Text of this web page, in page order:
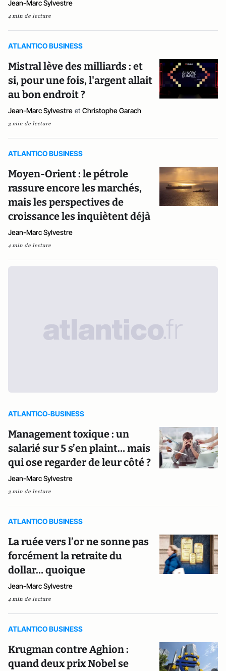
Jean-Marc Sylvestre
4 min de lecture
ATLANTICO BUSINESS
Mistral lève des milliards : et
si, pour une fois, l'argent allait
au bon endroit ?
Jean-Marc Sylvestre et Christophe Garach
3 min de lecture
ATLANTICO BUSINESS
Moyen-Orient : le pétrole
rassure encore les marchés,
mais les perspectives de
croissance les inquiètent déjà
Jean-Marc Sylvestre
4 min de lecture
ATLANTICO-BUSINESS
Management toxique : un
salarié sur 5 s’en plaint… mais
qui ose regarder de leur côté ?
Jean-Marc Sylvestre
3 min de lecture
ATLANTICO BUSINESS
La ruée vers l’or ne sonne pas
forcément la retraite du
dollar… quoique
Jean-Marc Sylvestre
4 min de lecture
ATLANTICO BUSINESS
Krugman contre Aghion :
quand deux prix Nobel se